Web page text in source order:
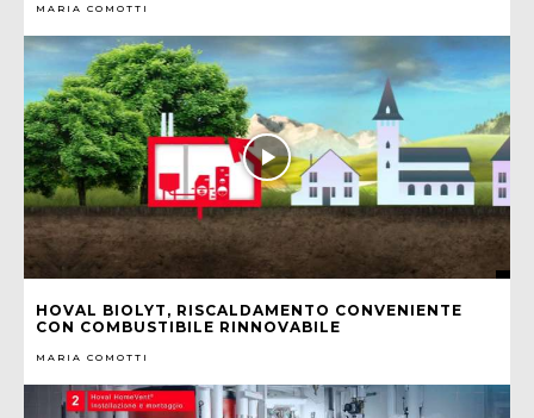
MARIA COMOTTI
HOVAL BIOLYT, RISCALDAMENTO CONVENIENTE
CON COMBUSTIBILE RINNOVABILE
MARIA COMOTTI